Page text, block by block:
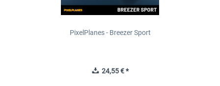
PixelPlanes - Breezer Sport
24,55 € *